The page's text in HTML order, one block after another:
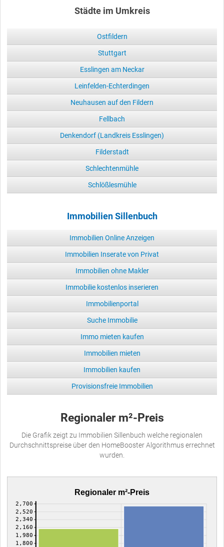
Städte im Umkreis
Ostfildern
Stuttgart
Esslingen am Neckar
Leinfelden-Echterdingen
Neuhausen auf den Fildern
Fellbach
Denkendorf (Landkreis Esslingen)
Filderstadt
Schlechtenmühle
Schlößlesmühle
Immobilien Sillenbuch
Immobilien Online Anzeigen
Immobilien Inserate von Privat
Immobilien ohne Makler
Immobilie kostenlos inserieren
Immobilienportal
Suche Immobilie
Immo mieten kaufen
Immobilien mieten
Immobilien kaufen
Provisionsfreie Immobilien
Regionaler m²-Preis
Die Grafik zeigt zu Immobilien Sillenbuch welche regionalen
Durchschnittspreise über den HomeBooster Algorithmus errechnet
wurden.
Regionaler m²-Preis
1,800
1,980
2,160
2,340
2,520
2,700